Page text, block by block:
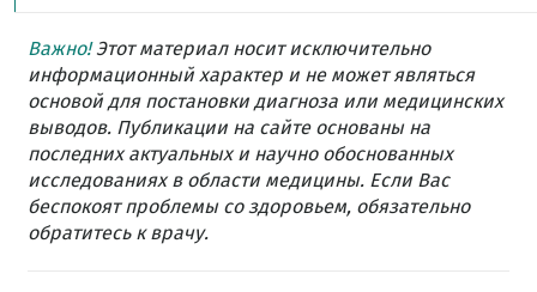
Важно!Этот материал носит исключительно
информационный характер и не может являться
основой для постановки диагноза или медицинских
выводов. Публикации на сайте основаны на
последних актуальных и научно обоснованных
исследованиях в области медицины. Если Вас
беспокоят проблемы со здоровьем, обязательно
обратитесь к врачу.